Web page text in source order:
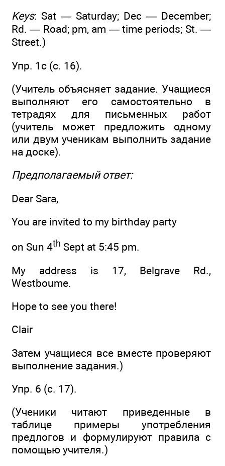
Keys: Sat — Saturday; Dec — December;
Rd. — Road; pm, am — time periods; St. —
Street.)
Упр. 1c (c. 16).
(Учитель объясняет задание. Учащиеся
выполняют его самостоятельно в
тетрадях для письменных работ
(учитель может предложить одному
или двум ученикам выполнить задание
на доске).
Предполагаемый ответ:
Dear Sara,
You are invited to my birthday party
on Sun 4th Sept at 5:45 pm.
My address is 17, Belgrave Rd.,
Westboume.
Hope to see you there!
Clair
Затем учащиеся все вместе проверяют
выполнение задания.)
Упр. 6 (с. 17).
(Ученики читают приведенные в
таблице примеры употребления
предлогов и формулируют правила с
помощью учителя.)